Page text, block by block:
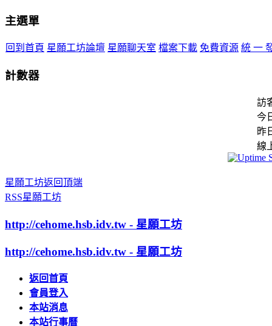
主選單
回到首頁 星願工坊論壇 星願聊天室 檔案下載 免費資源 統 一
計數器
訪
今
昨
線
星願工坊返回頂端
RSS星願工坊
http://cehome.hsb.idv.tw - 星願工坊
http://cehome.hsb.idv.tw - 星願工坊
返回首頁
會員登入
本站消息
本站行事曆